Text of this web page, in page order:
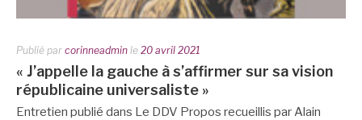
Publié par corinneadmin le 20 avril 2021
« J’appelle la gauche à s’affirmer sur sa vision
républicaine universaliste »
Entretien publié dans Le DDV Propos recueillis par Alain